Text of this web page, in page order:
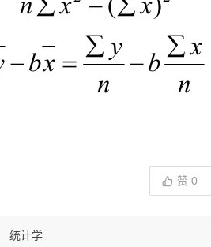
赞 0
统计学